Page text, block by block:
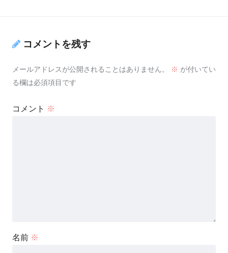
コメントを残す
メールアドレスが公開されることはありません。 ※ が付いてい
る欄は必須項目です
コメント ※
名前 ※